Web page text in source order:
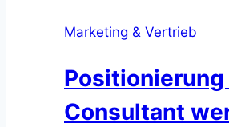
Marketing & Vertrieb
Consultant